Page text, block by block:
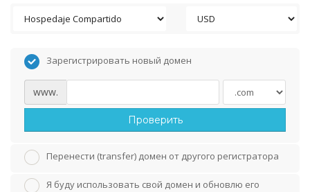
Зарегистрировать новый домен
www.
Проверить
Перенести (transfer) домен от другого регистратора
Я буду использовать свой домен и обновлю его